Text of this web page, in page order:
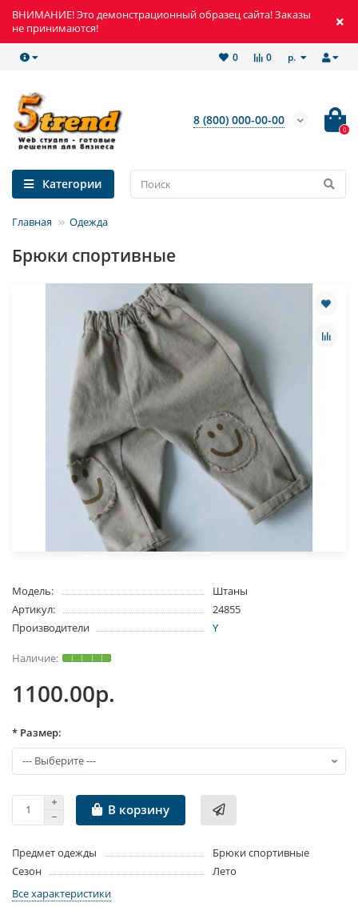
ВНИМАНИЕ! Это демонстрационный образец сайта! Заказы
не принимаются!
р.
0
0
8 (800) 000-00-00
0
Категории
Главная Одежда
Брюки спортивные
Модель:
Штаны
Артикул:
24855
Производители
Y
1100.00р.
* Размер:
В корзину
Предмет одежды
Брюки спортивные
Сезон
Лето
Все характеристики